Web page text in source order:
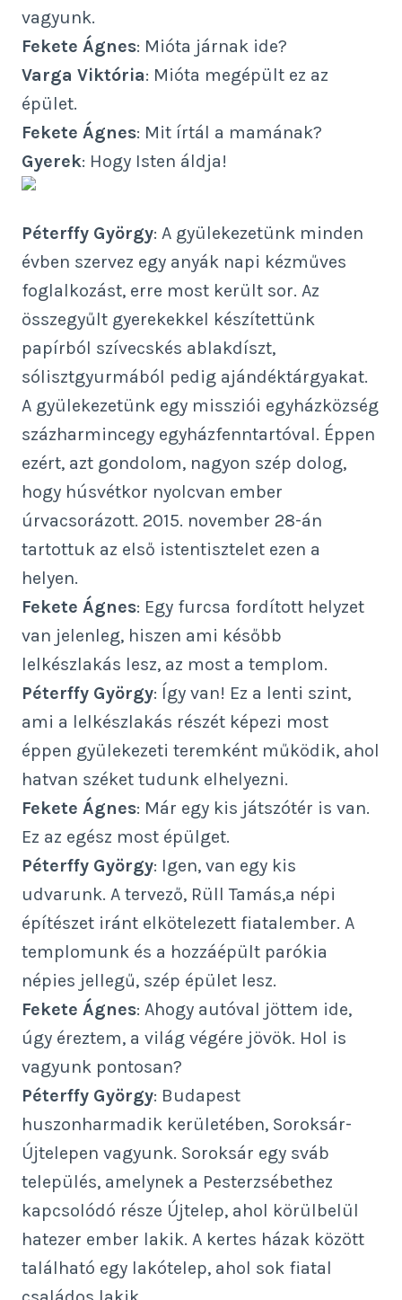
vagyunk.
Fekete Ágnes: Mióta járnak ide?
Varga Viktória: Mióta megépült ez az
épület.
Fekete Ágnes: Mit írtál a mamának?
Gyerek: Hogy Isten áldja!
Péterffy György: A gyülekezetünk minden
évben szervez egy anyák napi kézműves
foglalkozást, erre most került sor. Az
összegyűlt gyerekekkel készítettünk
papírból szívecskés ablakdíszt,
sólisztgyurmából pedig ajándéktárgyakat.
A gyülekezetünk egy missziói egyházközség
százharmincegy egyházfenntartóval. Éppen
ezért, azt gondolom, nagyon szép dolog,
hogy húsvétkor nyolcvan ember
úrvacsorázott. 2015. november 28-án
tartottuk az első istentisztelet ezen a
helyen.
Fekete Ágnes: Egy furcsa fordított helyzet
van jelenleg, hiszen ami később
lelkészlakás lesz, az most a templom.
Péterffy György: Így van! Ez a lenti szint,
ami a lelkészlakás részét képezi most
éppen gyülekezeti teremként működik, ahol
hatvan széket tudunk elhelyezni.
Fekete Ágnes: Már egy kis játszótér is van.
Ez az egész most épülget.
Péterffy György: Igen, van egy kis
udvarunk. A tervező, Rüll Tamás,a népi
építészet iránt elkötelezett fiatalember. A
templomunk és a hozzáépült parókia
népies jellegű, szép épület lesz.
Fekete Ágnes: Ahogy autóval jöttem ide,
úgy éreztem, a világ végére jövök. Hol is
vagyunk pontosan?
Péterffy György: Budapest
huszonharmadik kerületében, Soroksár-
Újtelepen vagyunk. Soroksár egy sváb
település, amelynek a Pesterzsébethez
kapcsolódó része Újtelep, ahol körülbelül
hatezer ember lakik. A kertes házak között
található egy lakótelep, ahol sok fiatal